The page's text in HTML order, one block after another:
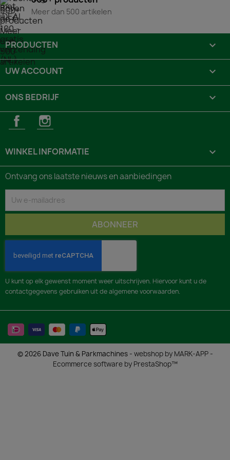
Meer dan 500 artikelen
PRODUCTEN 
UW ACCOUNT 
ONS BEDRIJF 
FacebookInstagram
WINKEL INFORMATIE keyboard_arrow_down
Ontvang ons laatste nieuws en aanbiedingen
U kunt op elk gewenst moment weer uitschrijven. Hiervoor kunt u de
contactgegevens gebruiken uit de algemene voorwaarden.
© 2026 Dave Tuin & Parkmachines - webshop by MARK-APP-
Ecommerce software by PrestaShop™